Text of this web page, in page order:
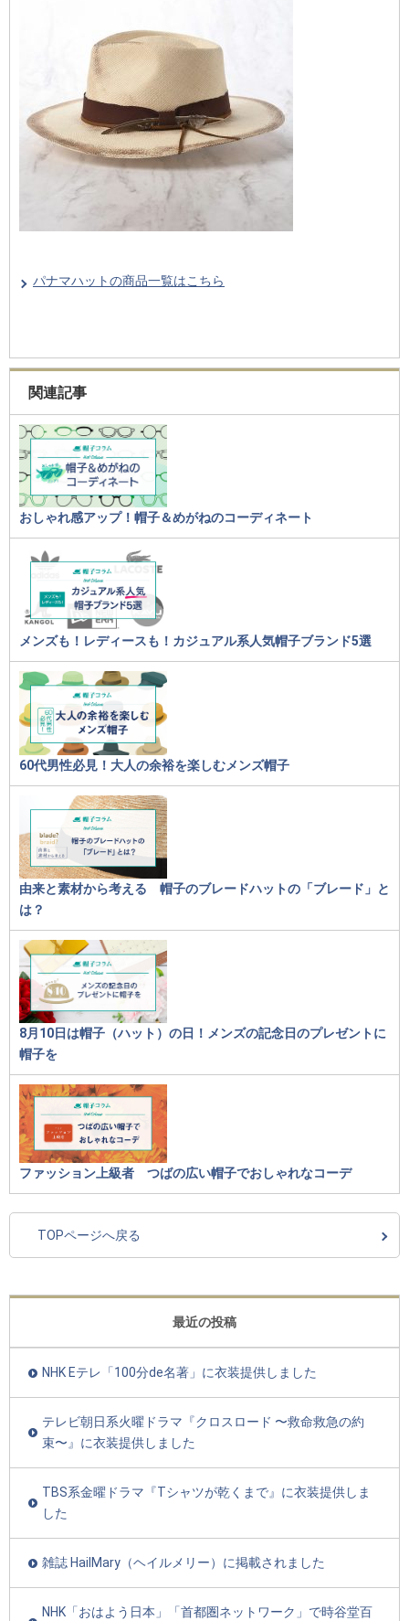
パナマハットの商品一覧はこちら
関連記事
おしゃれ感アップ！帽子＆めがねのコーディネート
メンズも！レディースも！カジュアル系人気帽子ブランド5選
60代男性必見！大人の余裕を楽しむメンズ帽子
由来と素材から考える 帽子のブレードハットの「ブレード」と
は？
8月10日は帽子（ハット）の日！メンズの記念日のプレゼントに
帽子を
ファッション上級者 つばの広い帽子でおしゃれなコーデ
TOPページへ戻る
最近の投稿
NHK Eテレ「100分de名著」に衣装提供しました
テレビ朝日系火曜ドラマ『クロスロード 〜救命救急の約
束〜』に衣装提供しました
TBS系金曜ドラマ『Tシャツが乾くまで』に衣装提供しま
した
雑誌 HailMary（ヘイルメリー）に掲載されました
NHK「おはよう日本」「首都圏ネットワーク」で時谷堂百